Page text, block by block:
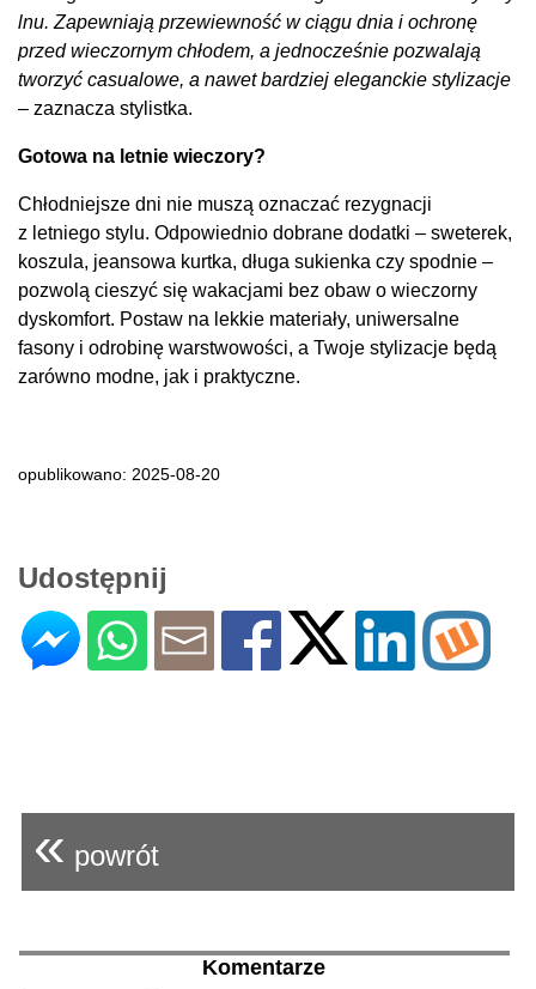
lnu. Zapewniają przewiewność w ciągu dnia i ochronę
przed wieczornym chłodem, a jednocześnie pozwalają
tworzyć casualowe, a nawet bardziej eleganckie stylizacje
– zaznacza stylistka.
Gotowa na letnie wieczory?
Chłodniejsze dni nie muszą oznaczać rezygnacji
z letniego stylu. Odpowiednio dobrane dodatki – sweterek,
koszula, jeansowa kurtka, długa sukienka czy spodnie –
pozwolą cieszyć się wakacjami bez obaw o wieczorny
dyskomfort. Postaw na lekkie materiały, uniwersalne
fasony i odrobinę warstwowości, a Twoje stylizacje będą
zarówno modne, jak i praktyczne.
opublikowano: 2025-08-20
Udostępnij
« powrót
Komentarze